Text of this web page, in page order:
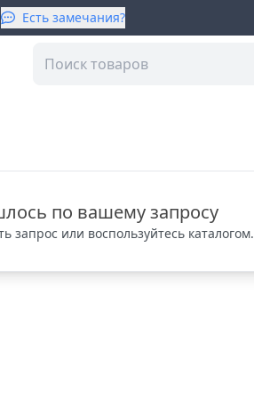
Есть замечания?
по вашему запросу
запрос или воспользуйтесь каталогом.